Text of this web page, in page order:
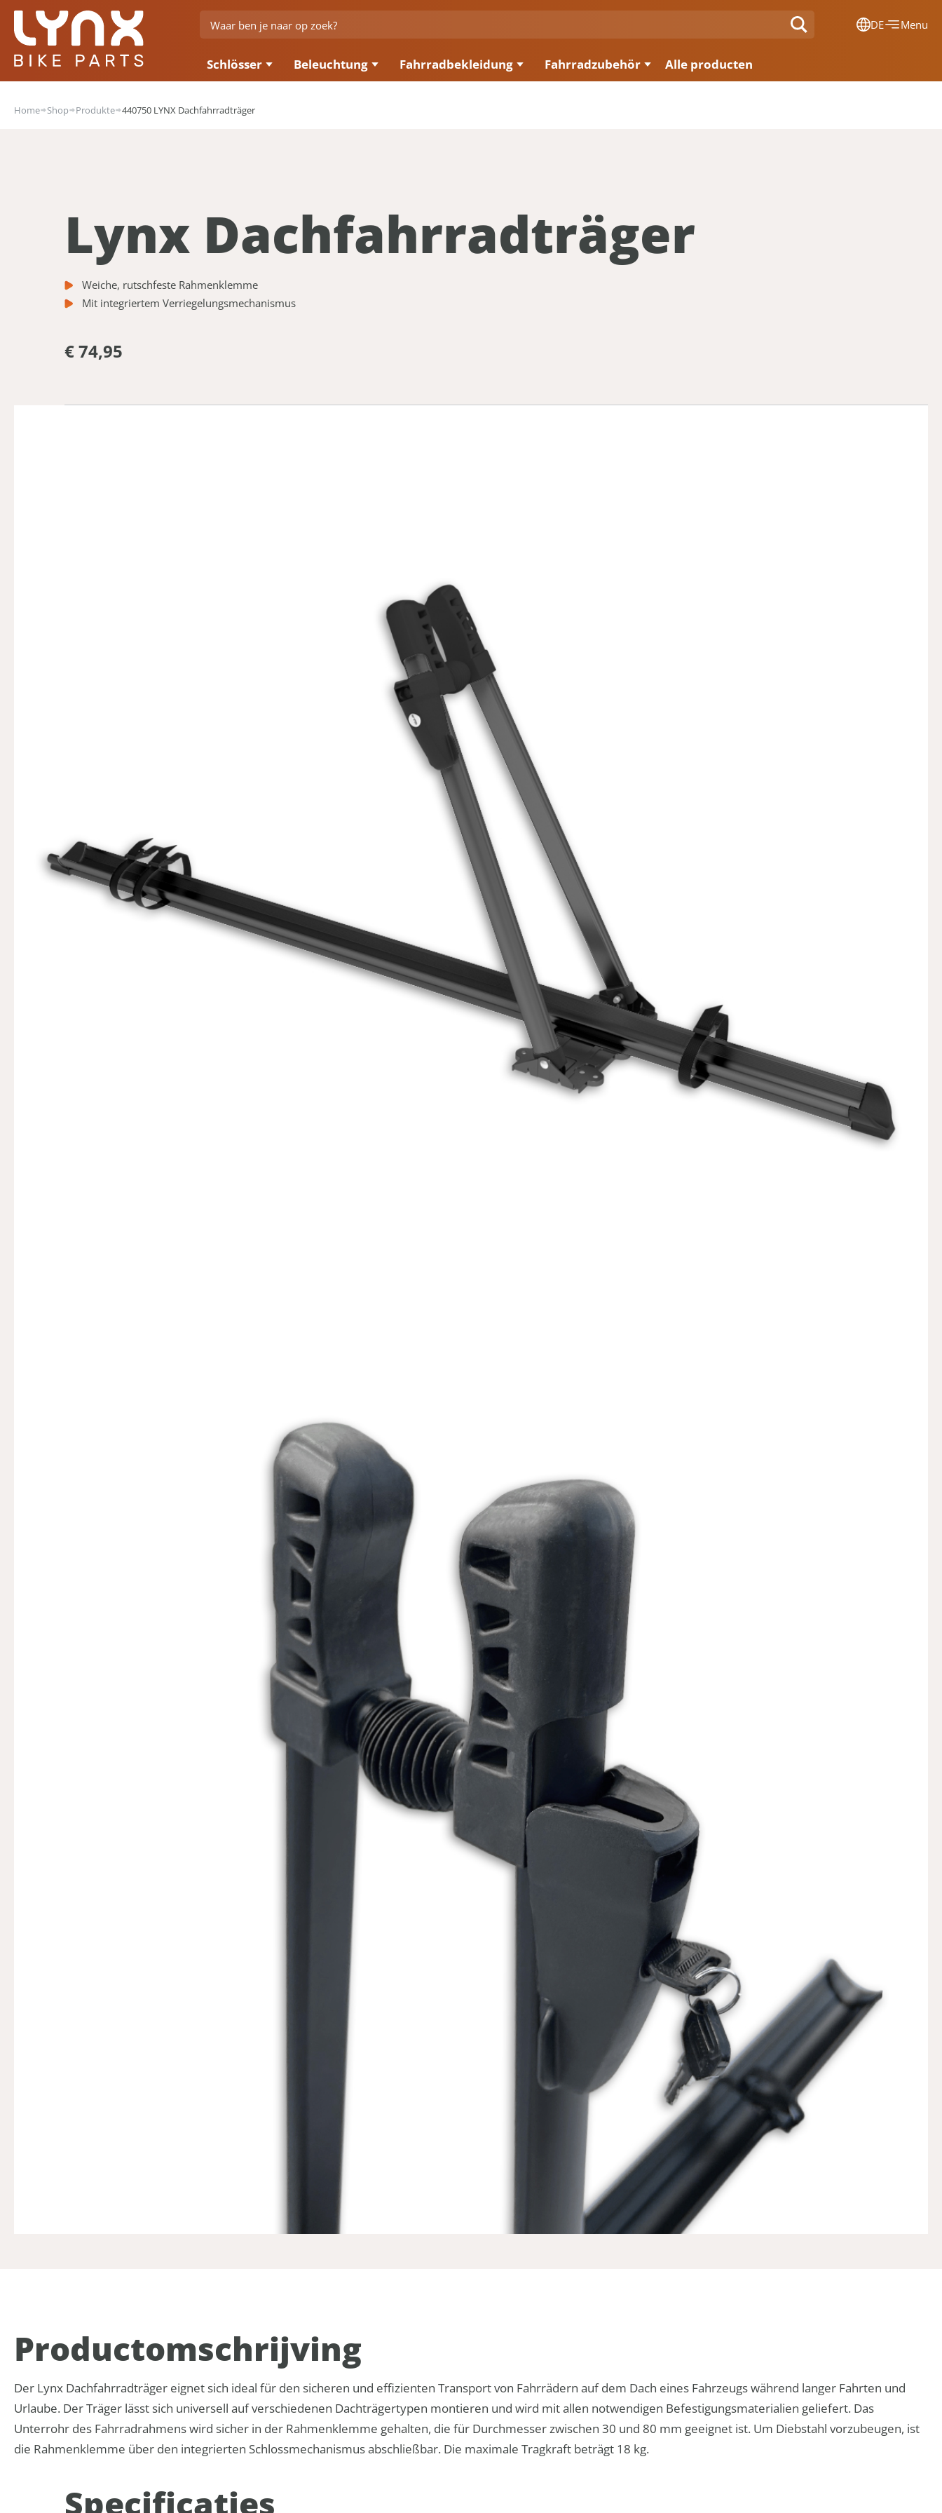
DE Menu
Schlösser Beleuchtung Fahrradbekleidung Fahrradzubehör Alle producten
Home Shop Produkte 440750 LYNX Dachfahrradträger
Lynx Dachfahrradträger
Weiche, rutschfeste Rahmenklemme
Mit integriertem Verriegelungsmechanismus
€ 74,95
Product­omschrijving
Der Lynx Dachfahrradträger eignet sich ideal für den sicheren und effizienten Transport von Fahrrädern auf dem Dach eines Fahrzeugs während langer Fahrten und
Urlaube. Der Träger lässt sich universell auf verschiedenen Dachträgertypen montieren und wird mit allen notwendigen Befestigungsmaterialien geliefert. Das
Unterrohr des Fahrradrahmens wird sicher in der Rahmenklemme gehalten, die für Durchmesser zwischen 30 und 80 mm geeignet ist. Um Diebstahl vorzubeugen, ist
die Rahmenklemme über den integrierten Schlossmechanismus abschließbar. Die maximale Tragkraft beträgt 18 kg.
Specificaties